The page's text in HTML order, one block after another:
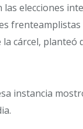
elecciones
frenteamplistas
cárcel, planteó
instancia